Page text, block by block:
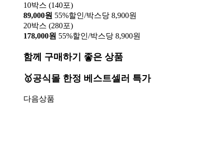
10박스 (140포)
89,000원 55%할인/박스당 8,900원
20박스 (280포)
178,000원 55%할인/박스당 8,900원
함께 구매하기 좋은 상품
🥇공식몰 한정 베스트셀러 특가
다음상품